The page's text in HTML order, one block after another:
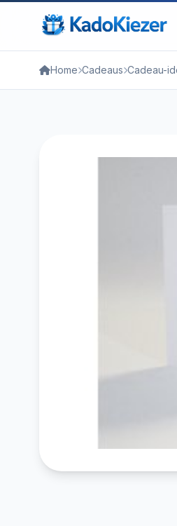
Home Cadeaus Cadeau-